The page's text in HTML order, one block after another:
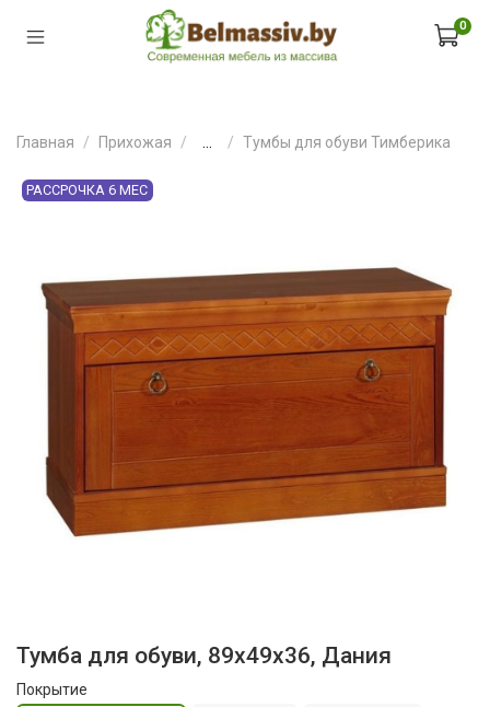
0
Главная Прихожая Тумбы для обуви Тимберика
РАССРОЧКА 6 МЕС
Тумба для обуви, 89x49x36, Дания
Покрытие